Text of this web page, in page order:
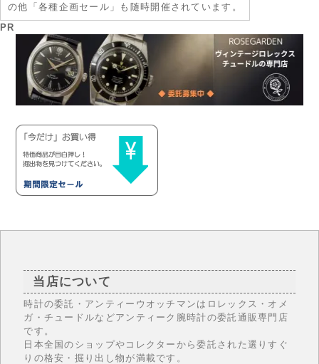
の他「各種企画セール」も随時開催されています。
PR
当店について
時計の委託・アンティーウオッチマンはロレックス・オメ
ガ・チュードルなどアンティーク腕時計の委託通販専門店
です。
日本全国のショップやコレクターから委託された選りすぐ
りの格安・掘り出し物が満載です。